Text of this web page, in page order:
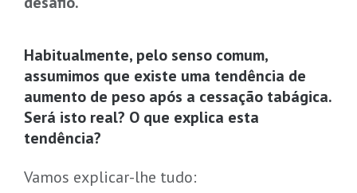
Habitualmente, pelo senso comum,
assumimos que existe uma tendência de
aumento de peso após a cessação tabágica.
Será isto real? O que explica esta
tendência?
Vamos explicar-lhe tudo: